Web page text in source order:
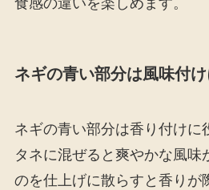
ネギの青い部分は風味付け
ネギの青い部分は香り付けに
タネに混ぜると爽やかな風味
のを仕上げに散らすと香りが